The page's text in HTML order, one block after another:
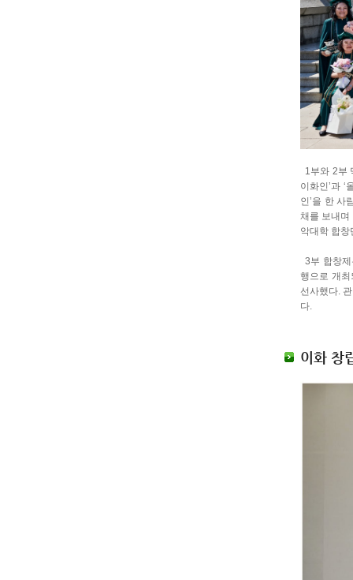
1부와 2부
이화인’과
인’을 한 사
채를 보내며
악대학 합창
3부 합창
행으로 개
선사했다.
다.
이화 창